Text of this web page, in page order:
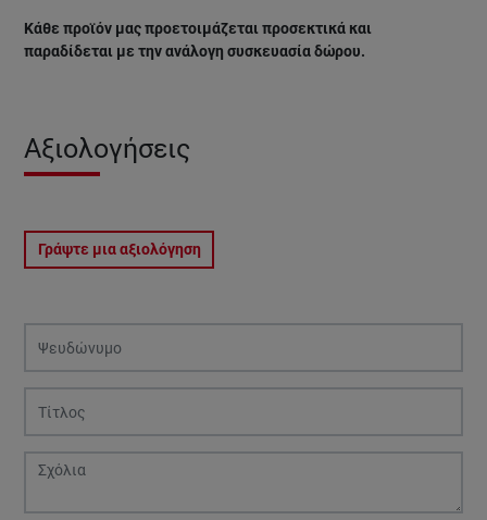
Κάθε προϊόν μας προετοιμάζεται προσεκτικά και
παραδίδεται με την ανάλογη συσκευασία δώρου.
Αξιολογήσεις
Γράψτε μια αξιολόγηση